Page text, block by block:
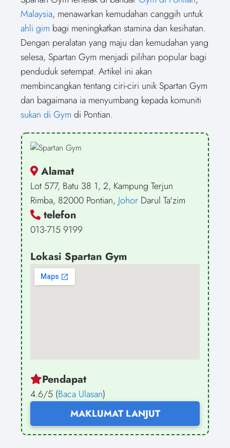
e
o
n
t
t
e
r
)
o
n
o
o
k
o
n
r
e
s
t
o
n
d
I
n
o
n
Malaysia, menawarkan kemudahan canggih untuk
ahli gim bagi meningkatkan stamina dan kesihatan.
Dengan peralatan yang maju dan kemudahan yang
selesa, Spartan Gym menjadi pilihan popular bagi
penduduk setempat. Artikel ini akan
membincangkan tentang ciri-ciri unik Spartan Gym
dan bagaimana ia menyumbang kepada komuniti
sukan di Gym di Pontian.
Alamat
Lot 577, Batu 38 1, 2, Kampung Terjun
Rimba, 82000 Pontian, Johor Darul Ta'zim
telefon
013-715 9199
Lokasi Spartan Gym
Pendapat
4.6/5 (Baca Ulasan)
MAKLUMAT LANJUT